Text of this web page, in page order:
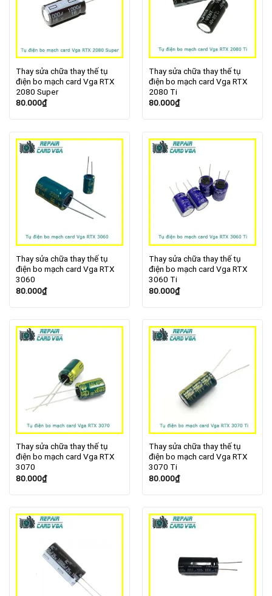
Thay sửa chữa thay thế tụ
điện bo mạch card Vga RTX
2080 Super
80.000₫
Thay sửa chữa thay thế tụ
điện bo mạch card Vga RTX
2080 Ti
80.000₫
Thay sửa chữa thay thế tụ
điện bo mạch card Vga RTX
3060
80.000₫
Thay sửa chữa thay thế tụ
điện bo mạch card Vga RTX
3060 Ti
80.000₫
Thay sửa chữa thay thế tụ
điện bo mạch card Vga RTX
3070
80.000₫
Thay sửa chữa thay thế tụ
điện bo mạch card Vga RTX
3070 Ti
80.000₫